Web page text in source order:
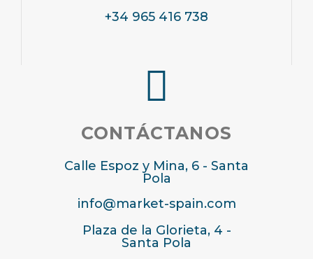
+34 965 416 738
CONTÁCTANOS
Calle Espoz y Mina, 6 - Santa
Pola
info@market-spain.com
Plaza de la Glorieta, 4 -
Santa Pola